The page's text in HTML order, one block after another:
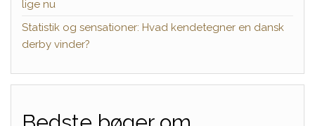
lige nu
Statistik og sensationer: Hvad kendetegner en dansk
derby vinder?